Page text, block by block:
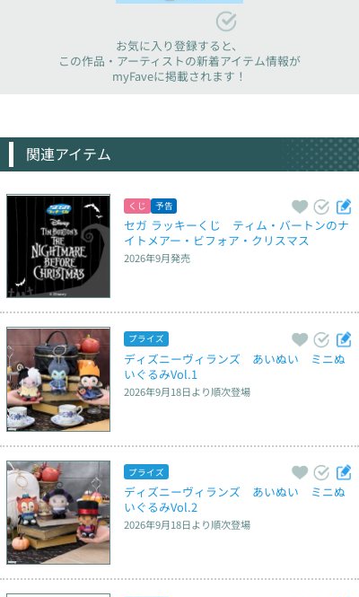
お気に入り登録すると、
この作品・アーティストの新着アイテム情報が
myFaveに掲載されます！
関連アイテム
くじ 予告
セガ ラッキーくじ　ティム・バートンのナ
イトメアー・ビフォア・クリスマス
2026年9月発売
プライズ
ディズニーヴィランズ　あいぬい　ミニぬ
いぐるみVol.1
2026年9月18日より順次登場
プライズ
ディズニーヴィランズ　あいぬい　ミニぬ
いぐるみVol.2
2026年9月18日より順次登場